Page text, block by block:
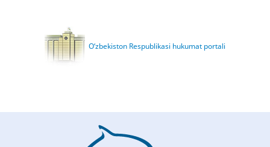
O‘zbekiston Respublikasi hukumat portali